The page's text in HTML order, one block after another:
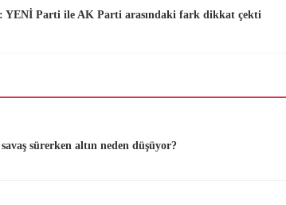
YENİ Parti ile AK Parti arasındaki fark dikkat çekti
sürerken altın neden düşüyor?